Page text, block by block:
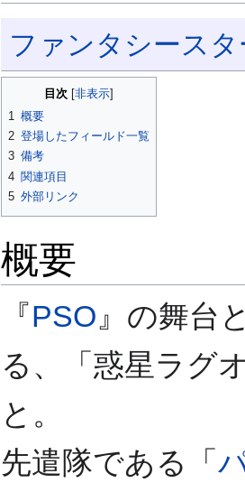
ファンタシース
目次
1
概要
2 登場したフィールド一覧
3 備考
4 関連項目
5 外部リンク
概要
『PSO 』の舞台
る、「惑星ラグ
と。
先遣隊である「